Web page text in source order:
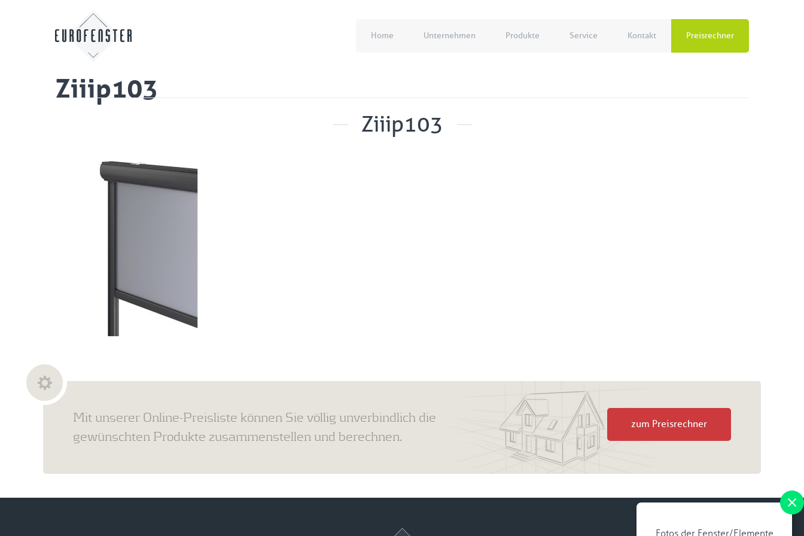
Home Unternehmen Produkte Service Kontakt Preisrechner
Ziiip103
Ziiip103
Fotos der Fenster/Elemente
Mit unserer Online-Preisliste können Sie völlig unverbindlich die
gewünschten Produkte zusammenstellen und berechnen.
zum Preisrechner